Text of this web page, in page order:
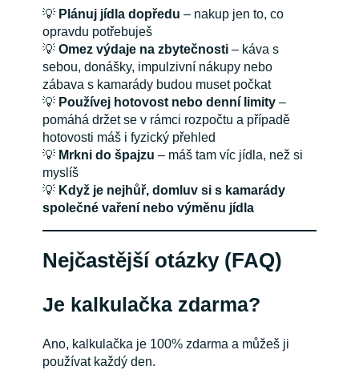
💡 Plánuj jídla dopředu – nakup jen to, co
opravdu potřebuješ
💡 Omez výdaje na zbytečnosti– káva s
sebou, donášky, impulzivní nákupy nebo
zábava s kamarády budou muset počkat
💡 Používej hotovost nebo denní limity–
pomáhá držet se v rámci rozpočtu a případě
hotovosti máš i fyzický přehled
💡 Mrkni do špajzu – máš tam víc jídla, než si
myslíš
💡 Když je nejhůř, domluv si s kamarády
společné vaření nebo výměnu jídla
Nejčastější otázky (FAQ)
Je kalkulačka zdarma?
Ano, kalkulačka je 100% zdarma a můžeš ji
používat každý den.